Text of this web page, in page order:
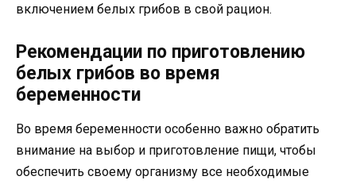
включением белых грибов в свой рацион.
Рекомендации по приготовлению
белых грибов во время
беременности
Во время беременности особенно важно обратить
внимание на выбор и приготовление пищи, чтобы
обеспечить своему организму все необходимые